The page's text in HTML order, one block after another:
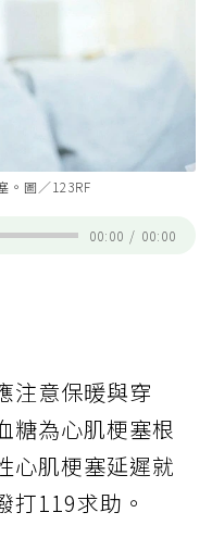
。圖／123RF
00:00 / 00:00
注意保暖與穿
糖為心肌梗塞根
心肌梗塞延遲就
打119求助。